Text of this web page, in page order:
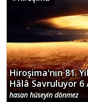
Hiroşima'nın 81.
Hâlâ Savruluyor 6
hasan hüseyin dönmez